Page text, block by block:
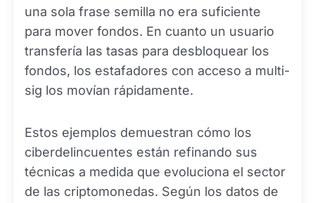
una sola frase semilla no era suficiente
para mover fondos. En cuanto un usuario
transfería las tasas para desbloquear los
fondos, los estafadores con acceso a multi-
sig los movían rápidamente.
Estos ejemplos demuestran cómo los
ciberdelincuentes están refinando sus
técnicas a medida que evoluciona el sector
de las criptomonedas. Según los datos de